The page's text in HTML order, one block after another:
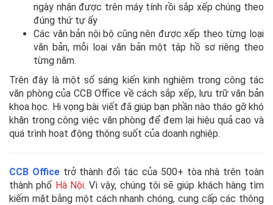
ngày nhận được trên máy tính rồi sắp xếp chúng theo
đúng thứ tự ấy
Các văn bản nội bộ cũng nên được xếp theo từng loại
văn bản, mỗi loại văn bản một tập hồ sơ riêng theo
từng năm.
Trên đây là một số sáng kiến kinh nghiệm trong công tác
văn phòng của CCB Office về cách sắp xếp, lưu trữ văn bản
khoa học. Hi vọng bài viết đã giúp bạn phần nào tháo gỡ khó
khăn trong công việc văn phòng để đem lại hiệu quả cao và
quá trình hoạt động thông suốt của doanh nghiệp.
CCB Officetrở thành đối tác của 500+ tòa nhà trên toàn
thành phố Hà Nội. Vì vậy, chúng tôi sẽ giúp khách hàng tìm
kiếm mặt bằng một cách nhanh chóng, cung cấp các thông